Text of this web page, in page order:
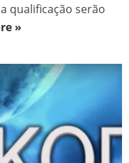
qualificação serão
»